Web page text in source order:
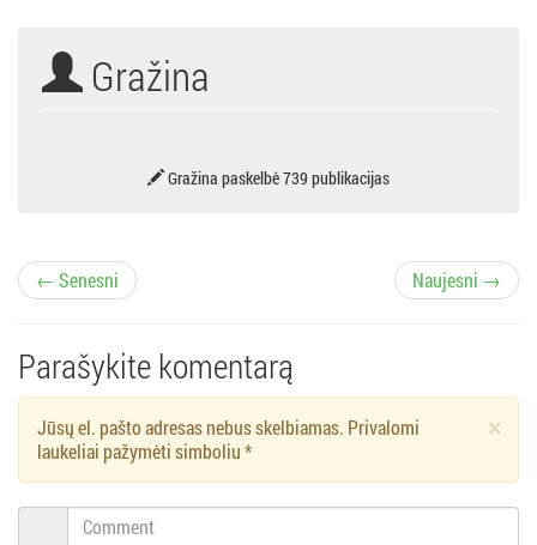
Gražina
Gražina paskelbė 739 publikacijas
Į
r
a
ų
← Senesni Naujesni →
Parašykite komentarą
×
Jūsų el. pašto adresas nebus skelbiamas. Privalomi
laukeliai pažymėti simboliu*
Comment